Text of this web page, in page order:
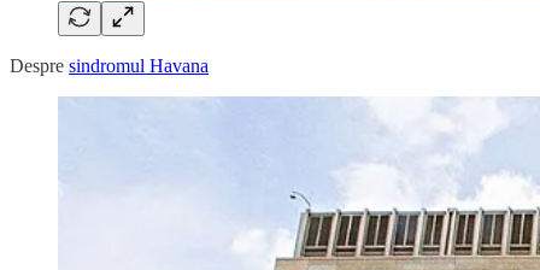
Despre sindromul Havana